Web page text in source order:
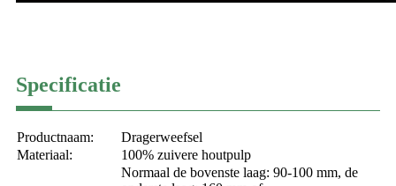
Specificatie
Productnaam:
Dragerweefsel
Materiaal:
100% zuivere houtpulp
Normaal de bovenste laag: 90-100 mm, de